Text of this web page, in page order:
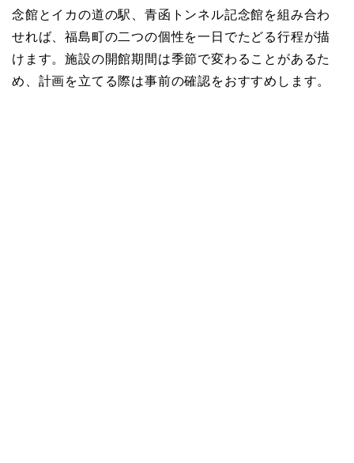
念館とイカの道の駅、青函トンネル記念館を組み合わ
せれば、福島町の二つの個性を一日でたどる行程が描
けます。施設の開館期間は季節で変わることがあるた
め、計画を立てる際は事前の確認をおすすめします。